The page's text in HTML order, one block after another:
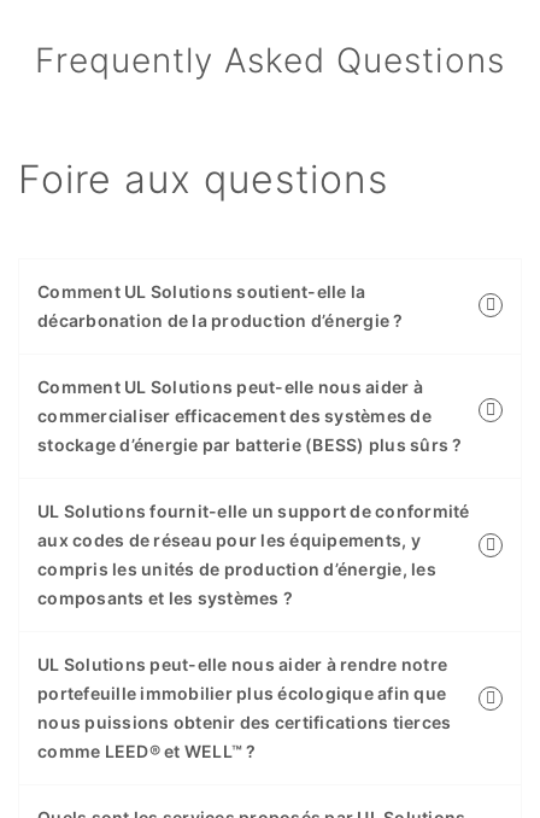
Frequently Asked Questions
Foire aux questions
Comment UL Solutions soutient-elle la
décarbonation de la production d’énergie ?
Comment UL Solutions peut-elle nous aider à
commercialiser efficacement des systèmes de
stockage d’énergie par batterie (BESS) plus sûrs ?
UL Solutions fournit-elle un support de conformité
aux codes de réseau pour les équipements, y
compris les unités de production d’énergie, les
composants et les systèmes ?
UL Solutions peut-elle nous aider à rendre notre
portefeuille immobilier plus écologique afin que
nous puissions obtenir des certifications tierces
comme LEED® et WELL™ ?